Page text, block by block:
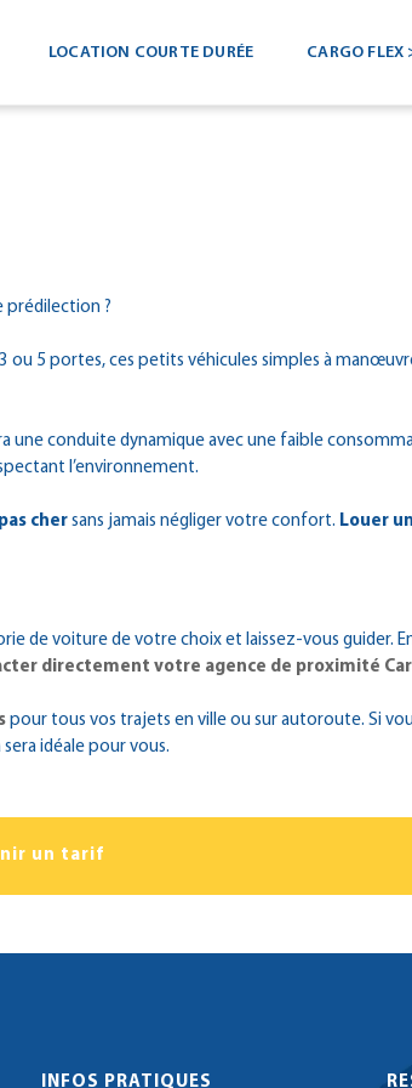
LOCATION COURTE DURÉE CARGO FLEX
prédilection ?
3 ou 5 portes, ces petits véhicules simples à
une conduite dynamique avec une faible
l’environnement.
cher sans jamais négliger votre confort. Louer
de voiture de votre choix et laissez-vous guider.
directement votre agence de proximité
pour tous vos trajets en ville ou sur autoroute. Si
sera idéale pour vous.
un tarif
INFOS PRATIQUES